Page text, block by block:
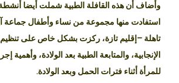
وأضاف أن هذه القافلة الطبية شملت أيضا
استفادت منها مجموعة من نساء وأطفال
تاهلة –إقليم تازة، ركزت بشكل خاص على
الإنجابية، والمتابعة الطبية بعد الولادة، وأهمية
للمرأة أثناء فترات الحمل وبعد الولادة.